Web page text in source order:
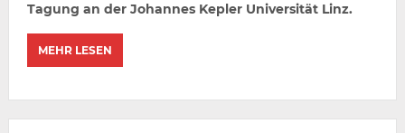
Tagung an der Johannes Kepler Universität Linz.
MEHR LESEN